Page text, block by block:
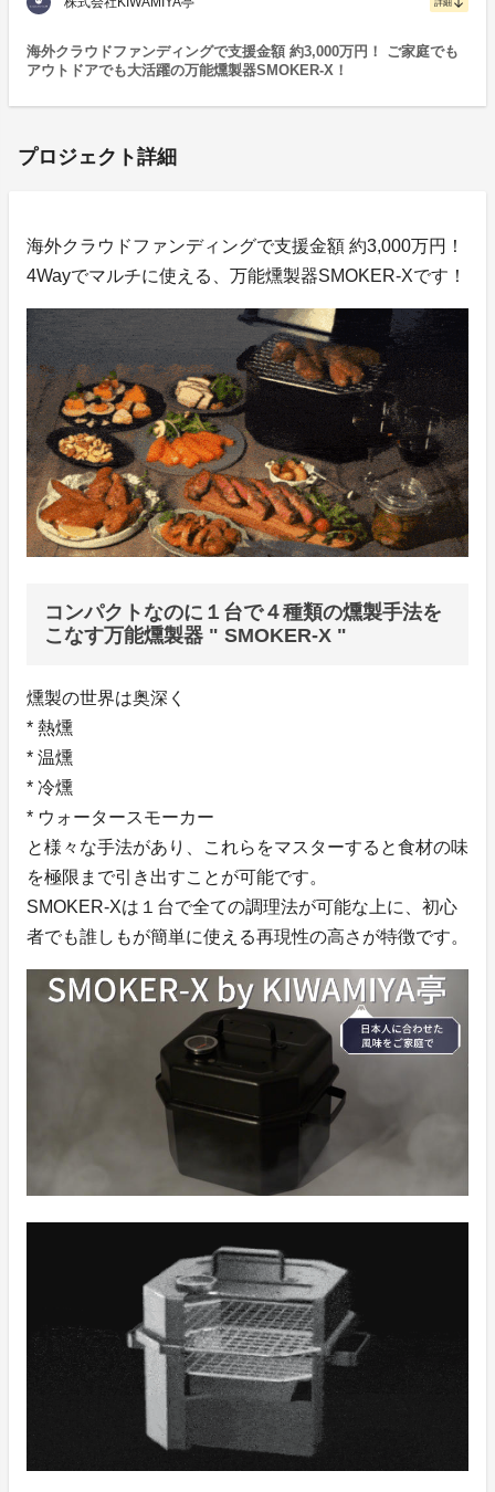
詳細 arrow_downward
海外クラウドファンディングで支援金額 約3,000万円！ ご家庭でも
アウトドアでも大活躍の万能燻製器SMOKER-X！
プロジェクト詳細
海外クラウドファンディングで支援金額 約3,000万円！
4Wayでマルチに使える、万能燻製器SMOKER-Xです！
コンパクトなのに１台で４種類の燻製手法を
こなす万能燻製器 " SMOKER-X "
燻製の世界は奥深く
* 熱燻
* 温燻
* 冷燻
* ウォータースモーカー
と様々な手法があり、これらをマスターすると食材の味
を極限まで引き出すことが可能です。
SMOKER-Xは１台で全ての調理法が可能な上に、初心
者でも誰しもが簡単に使える再現性の高さが特徴です。